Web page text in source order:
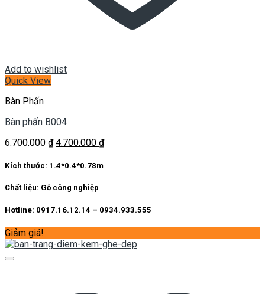
Add to wishlist
Quick View
Bàn Phấn
Bàn phấn B004
6.700.000₫ Giá
là:
4.700.000 ₫Giá
Kích thước: 1.4*0.4*0.78m
Chất liệu: Gỗ công nghiệp
Hotline: 0917.16.12.14 – 0934.933.555
Giảm giá!